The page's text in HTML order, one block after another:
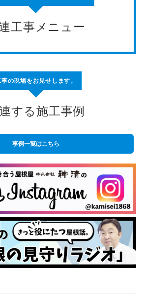
工事メニュー
事の現場をお見せします。
する施工事例
事例一覧はこちら